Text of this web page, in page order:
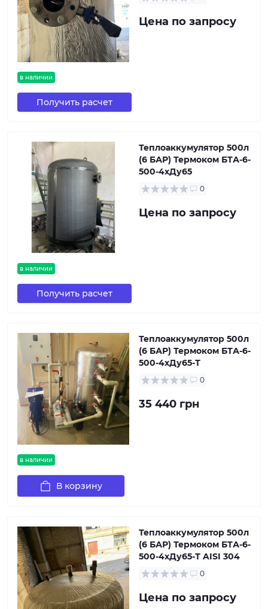
в наличии
Цена по запросу
Получить расчет
в наличии
Теплоаккумулятор 500л
(6 БАР) Термоком БТА-6-
500-4хДу65
0
Цена по запросу
Получить расчет
в наличии
Теплоаккумулятор 500л
(6 БАР) Термоком БТА-6-
500-4хДу65-Т
0
35 440 грн
В корзину
Теплоаккумулятор 500л
(6 БАР) Термоком БТА-6-
500-4хДу65-Т AISI 304
0
Цена по запросу